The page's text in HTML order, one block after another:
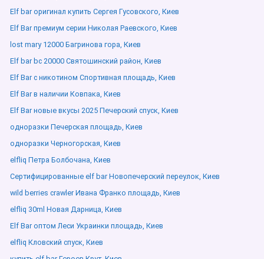
Elf bar оригинал купить Сергея Гусовского, Киев
Elf Bar премиум серии Николая Раевского, Киев
lost mary 12000 Багринова гора, Киев
Elf bar bc 20000 Святошинский район, Киев
Elf Bar с никотином Спортивная площадь, Киев
Elf Bar в наличии Ковпака, Киев
Elf Bar новые вкусы 2025 Печерский спуск, Киев
одноразки Печерская площадь, Киев
одноразки Черногорская, Киев
elfliq Петра Болбочана, Киев
Сертифицированные elf bar Новопечерский переулок, Киев
wild berries crawler Ивана Франко площадь, Киев
elfliq 30ml Новая Дарница, Киев
Elf Bar оптом Леси Украинки площадь, Киев
elfliq Кловский спуск, Киев